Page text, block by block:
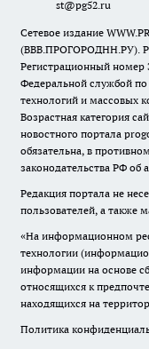
st@pg52.ru
Сетевое издание
(ВВВ.ПРОГОРОДНН.РУ).
Регистрационный номер
Федеральной службой
технологий и массовых
Возрастная категория
новостного портала
обязательна, в
законодательства РФ об
Редакция портала не
пользователей, а также
«На информационном
технологии
информации на основе
относящихся к
находящихся на
Политика